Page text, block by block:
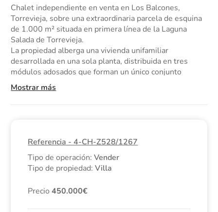
Chalet independiente en venta en Los Balcones,
Torrevieja, sobre una extraordinaria parcela de esquina
de 1.000 m² situada en primera línea de la Laguna
Salada de Torrevieja.
La propiedad alberga una vivienda unifamiliar
desarrollada en una sola planta, distribuida en tres
módulos adosados que forman un único conjunto
residencial, todos con acceso común desde el exterior.
En total, la vivienda cuenta con aproximadamente 222
m² construidos y se distribuye en varias zonas de estar-
solárium de 37 m², con acceso mediante escalera
exterior, ideal para disfrutar de las vistas abiertas al
entorno natural.
Dentro de la parcela encontramos además un garaje
aportando un valioso espacio adicional para
Mostrar más
Referencia - 4-CH-Z528/1267
Tipo de operación: Vender
Tipo de propiedad: Villa
Precio 450.000